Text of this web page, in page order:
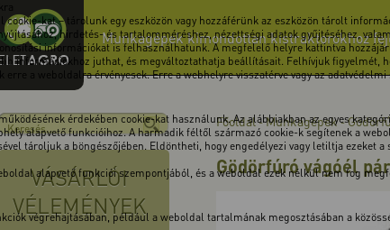
kat – tárolunk egy eszközön vagy hozzáférünk az eszközön tárolt
hirdetés- és tartalomméréshez, nézettségi adatok gyűjtéséhez,
információkat is felhasználhatunk. A megfelelő helyre kattintva
információkhoz juthat, és megváltoztathatja beállításait. Felhívjuk
a weboldalra érvényesek. Erre a webhelyre visszatérve vagy az
érdekében cookie-kat használunk. Az alábbiakban az egyes
alapvető funkcióihoz. A harmadik féltől származó cookie-k segítenek a
tároljuk a böngészőjében. Eldöntheti, hogy engedélyezi vagy letiltja ezeket
alapvető funkciói szempontjából, és a weboldal ezek nélkül nem fog
végrehajtásában, például a weboldal tartalmának megosztásában a
Munkagépek kimondottan kistraktorokhoz
VÁSÁRLÓI
VÉLEMÉNYEK
Főoldal-Munkagépek-
Gödörfúró vágóél